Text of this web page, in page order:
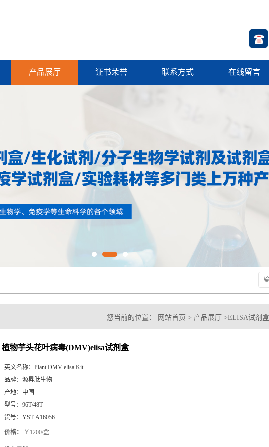
产品展厅 证书荣誉 联系方式 在线留言
您当前的位置： 网站首页 > 产品展厅 >ELISA试剂盒
植物芋头花叶病毒(DMV)elisa试剂盒
英文名称： Plant DMV elisa Kit
品牌： 源昇肽生物
产地： 中国
型号： 96T/48T
货号： YST-A16056
价格： ￥1200/盒